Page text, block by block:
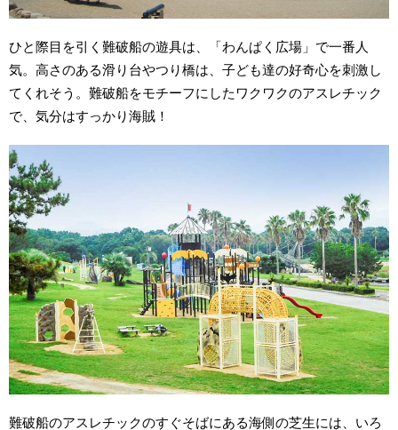
ひと際目を引く難破船の遊具は、「わんぱく広場」で一番人
気。高さのある滑り台やつり橋は、子ども達の好奇心を刺激し
てくれそう。難破船をモチーフにしたワクワクのアスレチック
で、気分はすっかり海賊！
難破船のアスレチックのすぐそばにある海側の芝生には、いろ